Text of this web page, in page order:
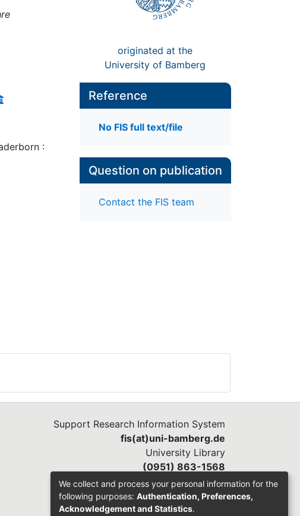
originated at the
University of Bamberg
:
Reference
No FIS full text/file
Question on publication
Contact the FIS team
Support Research Information System
fis(at)uni-bamberg.de
University Library
(0951) 863-1568
We collect and process your personal information for the
following purposes: Authentication, Preferences,
Acknowledgement and Statistics.